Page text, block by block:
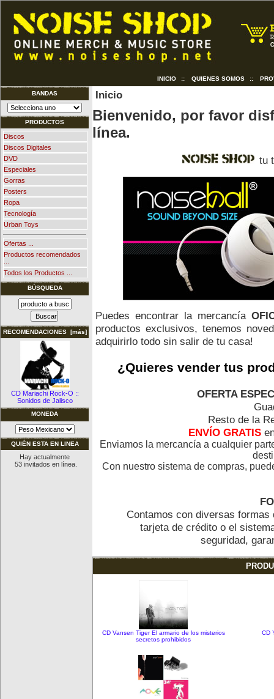
INICIO :: QUIENES SOMOS ::
BANDAS
PRODUCTOS
Discos
Discos Digitales
DVD
Especiales
Gorras
Posters
Ropa
Tecnología
Urban Toys
Ofertas ...
Productos recomendados
Todos los Productos ...
BÚSQUEDA
RECOMENDACIONES [más]
CD Mariachi Rock-O ::
Sonidos de Jalisco
MONEDA
QUIÉN ESTA EN LINEA
Hay actualmente
53 invitados en línea.
Inicio
Bienvenido, por favor
línea.
tu
Puedes encontrar la mercancía
productos exclusivos, tenemos
adquirirlo todo sin salir de tu casa!
¿Quieres vender tus
OFERTA
Resto de la
ENVÍO GRATIS
Enviamos la mercancía a cualquier
Con nuestro sistema de compras,
Contamos con diversas
tarjeta de crédito o el
seguridad,
CD Vansen Tiger El armario de los misterios
secretos prohibidos
CD